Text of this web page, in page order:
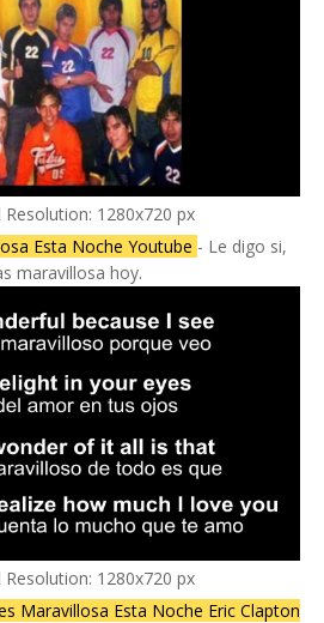
Resolution: 1280x720 px
Esta Noche Youtube - Le digo si,
maravillosa hoy.
Resolution: 1280x720 px
Maravillosa Esta Noche Eric Clapton